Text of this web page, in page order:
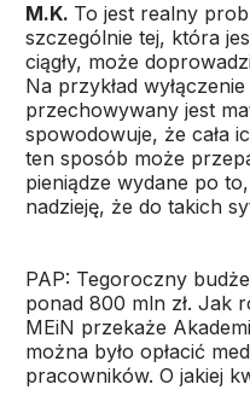
M.K. To jest realny
szczególnie tej, która
ciągły, może
Na przykład
przechowywany jest
spowodowuje, że cała
ten sposób może
pieniądze wydane po
nadzieję, że do takich
PAP: Tegoroczny
ponad 800 mln zł. Jak
MEiN przekaże
można było opłacić
pracowników. O jakiej